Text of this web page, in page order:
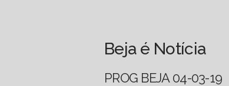
Beja é Notícia
PROG BEJA 04-03-19